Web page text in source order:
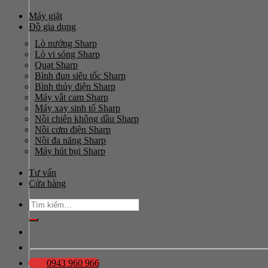
Máy giặt
Đồ gia dụng
Lò nướng Sharp
Lò vi sóng Sharp
Quạt Sharp
Bình đun siêu tốc Sharp
Bình thủy điện Sharp
Máy vắt cam Sharp
Máy xay sinh tố Sharp
Nồi chiên không dầu Sharp
Nồi cơm điện Sharp
Nồi đa năng Sharp
Máy hút bụi Sharp
Tư vấn
Cửa hàng
Tìm
kiếm:
0943 960 966